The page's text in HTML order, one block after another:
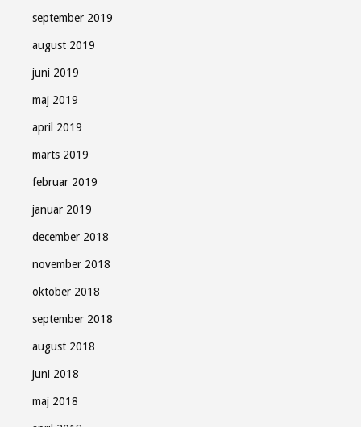
september 2019
august 2019
juni 2019
maj 2019
april 2019
marts 2019
februar 2019
januar 2019
december 2018
november 2018
oktober 2018
september 2018
august 2018
juni 2018
maj 2018